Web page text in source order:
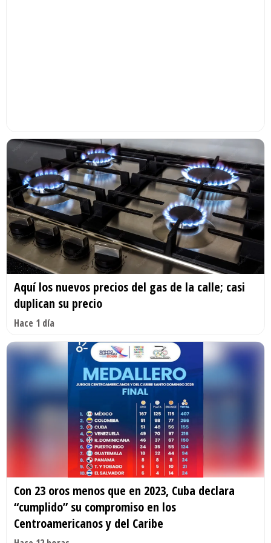
Aquí los nuevos precios del gas de la calle; casi
duplican su precio
Hace 1 día
Con 23 oros menos que en 2023, Cuba declara
“cumplido” su compromiso en los
Centroamericanos y del Caribe